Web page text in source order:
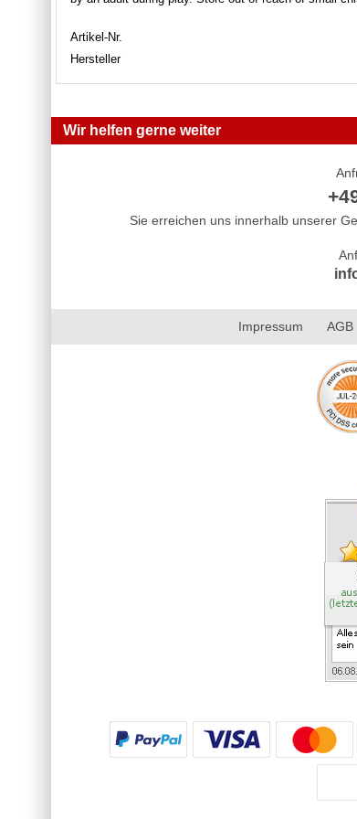
Artikel-Nr.
Hersteller
Wir helfen gerne weiter
Sie erreichen uns innerhalb unserer
Impressum AGB